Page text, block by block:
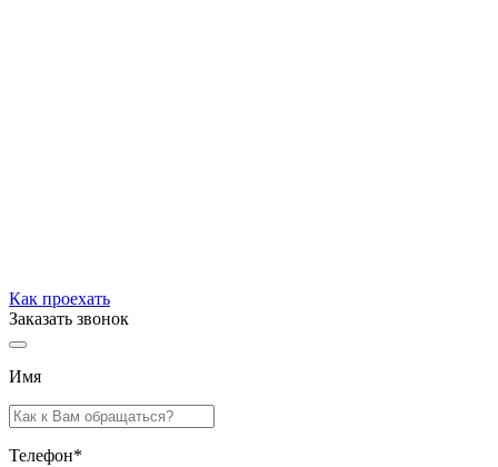
Как проехать
Заказать звонок
Имя
Телефон*